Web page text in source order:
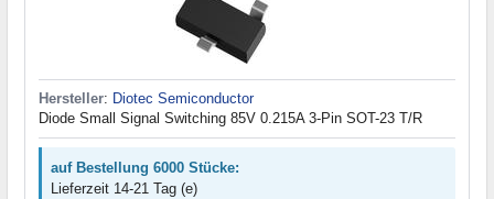
Hersteller: Diotec Semiconductor
Diode Small Signal Switching 85V 0.215A 3-Pin SOT-23 T/R
auf Bestellung 6000 Stücke:
Lieferzeit 14-21 Tag (e)